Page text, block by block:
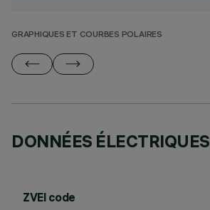
GRAPHIQUES ET COURBES POLAIRES
DONNÉES ÉLECTRIQUES
ZVEI code